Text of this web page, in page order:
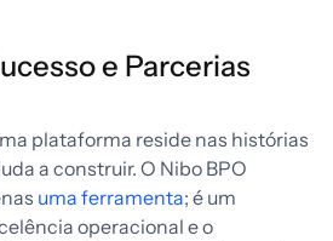
e Parcerias
plataforma reside nas histórias
a construir. O Nibo BPO
uma ferramenta; é um
operacional e o